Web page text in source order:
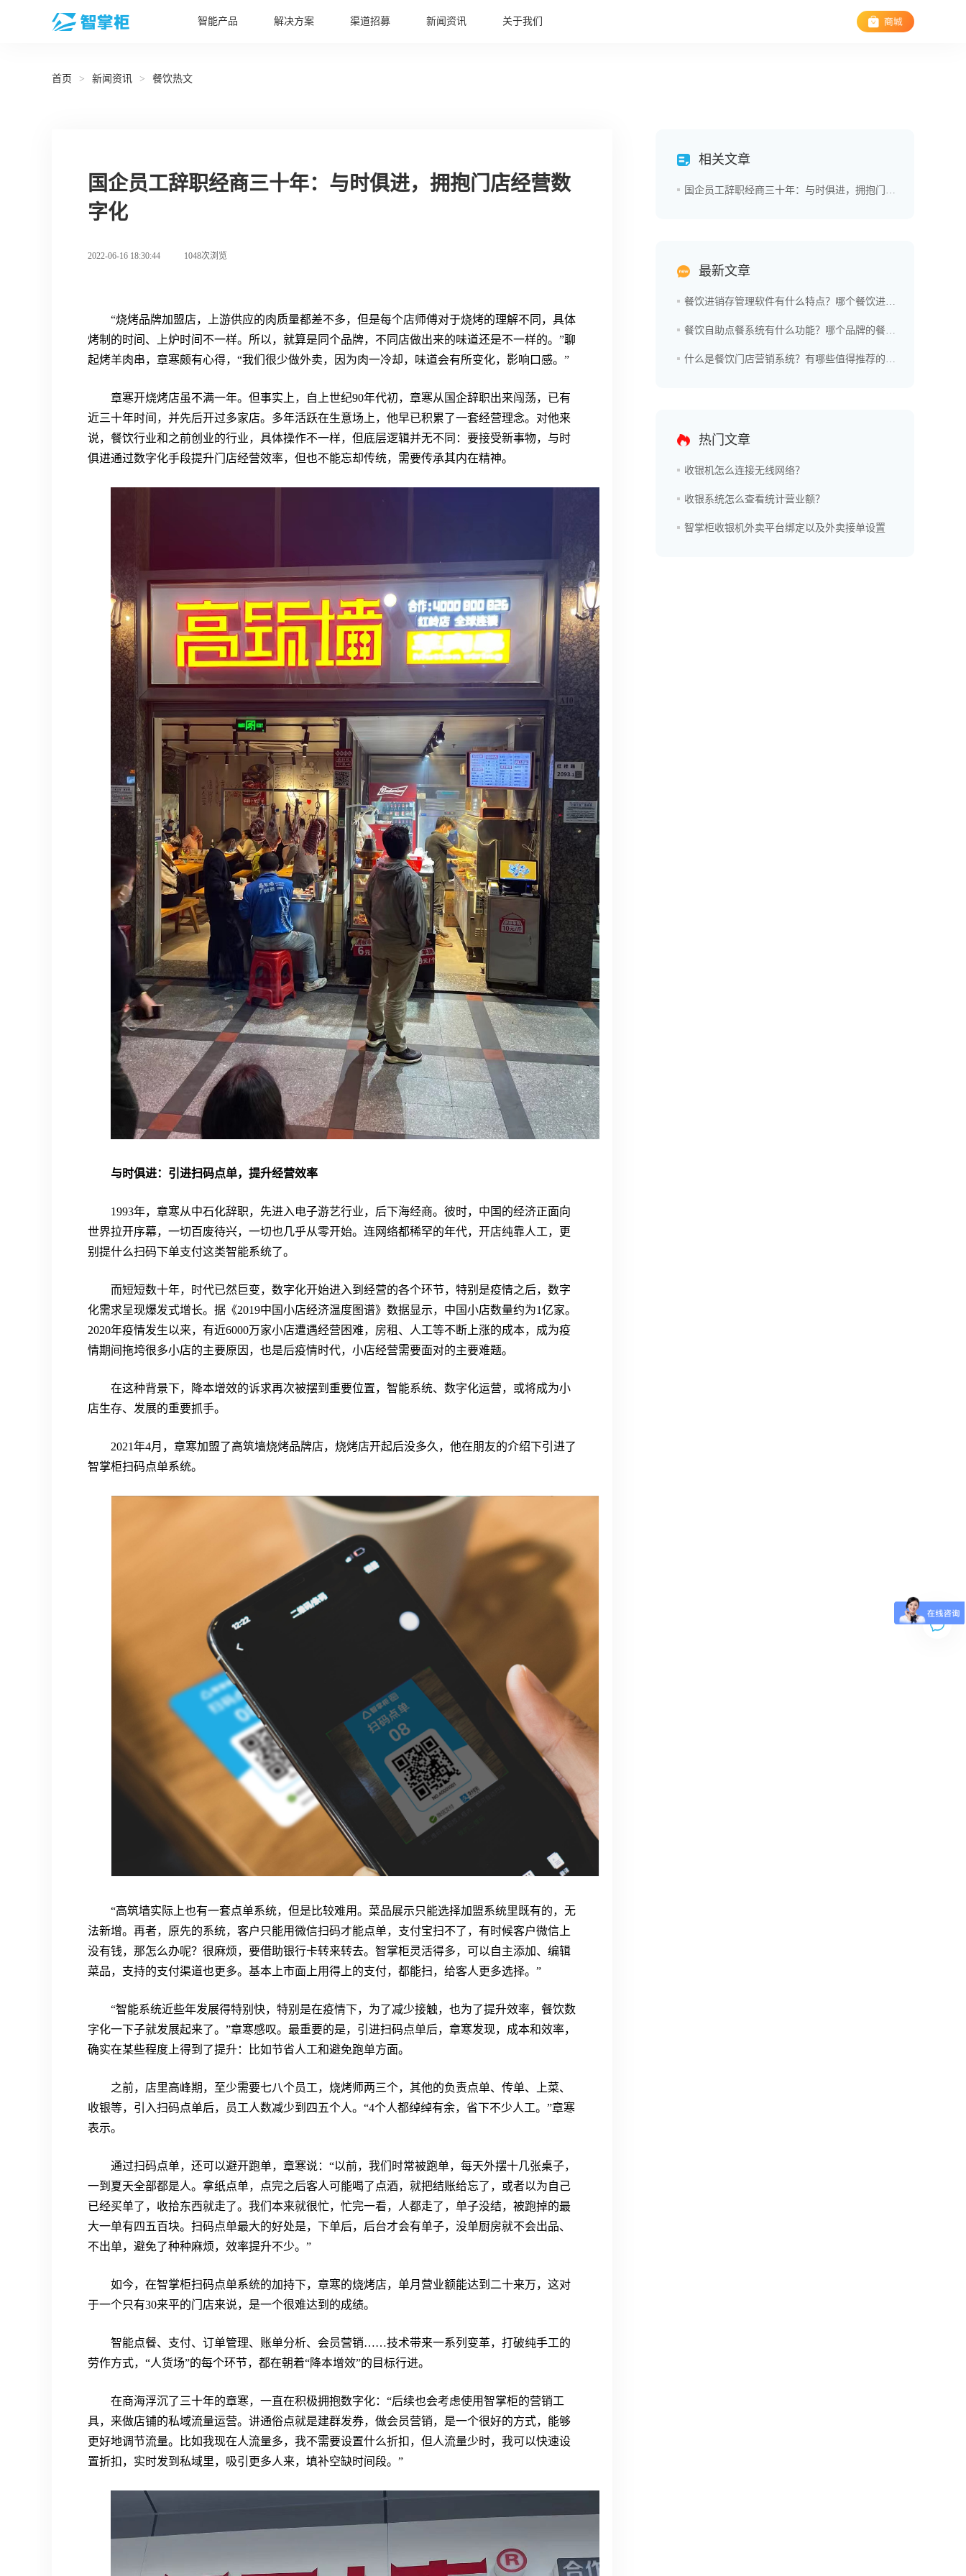
智能产品 解决方案 渠道招募 新闻资讯 关于我们
首页 > 新闻资讯 > 餐饮热文
国企员工辞职经商三十年：与时俱进，拥抱门店经营数
字化
2022-06-16 18:30:44 1048次浏览
“烧烤品牌加盟店，上游供应的肉质量都差不多，但是每个店师傅对于烧烤的理解不同，具体
烤制的时间、上炉时间不一样。所以，就算是同个品牌，不同店做出来的味道还是不一样的。”聊
起烤羊肉串，章寒颇有心得，“我们很少做外卖，因为肉一冷却，味道会有所变化，影响口感。”
章寒开烧烤店虽不满一年。但事实上，自上世纪90年代初，章寒从国企辞职出来闯荡，已有
近三十年时间，并先后开过多家店。多年活跃在生意场上，他早已积累了一套经营理念。对他来
说，餐饮行业和之前创业的行业，具体操作不一样，但底层逻辑并无不同：要接受新事物，与时
俱进通过数字化手段提升门店经营效率，但也不能忘却传统，需要传承其内在精神。
与时俱进：引进扫码点单，提升经营效率
1993年，章寒从中石化辞职，先进入电子游艺行业，后下海经商。彼时，中国的经济正面向
世界拉开序幕，一切百废待兴，一切也几乎从零开始。连网络都稀罕的年代，开店纯靠人工，更
别提什么扫码下单支付这类智能系统了。
而短短数十年，时代已然巨变，数字化开始进入到经营的各个环节，特别是疫情之后，数字
化需求呈现爆发式增长。据《2019中国小店经济温度图谱》数据显示，中国小店数量约为1亿家。
2020年疫情发生以来，有近6000万家小店遭遇经营困难，房租、人工等不断上涨的成本，成为疫
情期间拖垮很多小店的主要原因，也是后疫情时代，小店经营需要面对的主要难题。
在这种背景下，降本增效的诉求再次被摆到重要位置，智能系统、数字化运营，或将成为小
店生存、发展的重要抓手。
2021年4月，章寒加盟了高筑墙烧烤品牌店，烧烤店开起后没多久，他在朋友的介绍下引进了
智掌柜扫码点单系统。
“高筑墙实际上也有一套点单系统，但是比较难用。菜品展示只能选择加盟系统里既有的，无
法新增。再者，原先的系统，客户只能用微信扫码才能点单，支付宝扫不了，有时候客户微信上
没有钱，那怎么办呢？很麻烦，要借助银行卡转来转去。智掌柜灵活得多，可以自主添加、编辑
菜品，支持的支付渠道也更多。基本上市面上用得上的支付，都能扫，给客人更多选择。”
“智能系统近些年发展得特别快，特别是在疫情下，为了减少接触，也为了提升效率，餐饮数
字化一下子就发展起来了。”章寒感叹。最重要的是，引进扫码点单后，章寒发现，成本和效率，
确实在某些程度上得到了提升：比如节省人工和避免跑单方面。
之前，店里高峰期，至少需要七八个员工，烧烤师两三个，其他的负责点单、传单、上菜、
收银等，引入扫码点单后，员工人数减少到四五个人。“4个人都绰绰有余，省下不少人工。”章寒
表示。
通过扫码点单，还可以避开跑单，章寒说：“以前，我们时常被跑单，每天外摆十几张桌子，
一到夏天全部都是人。拿纸点单，点完之后客人可能喝了点酒，就把结账给忘了，或者以为自己
已经买单了，收拾东西就走了。我们本来就很忙，忙完一看，人都走了，单子没结，被跑掉的最
大一单有四五百块。扫码点单最大的好处是，下单后，后台才会有单子，没单厨房就不会出品、
不出单，避免了种种麻烦，效率提升不少。”
如今，在智掌柜扫码点单系统的加持下，章寒的烧烤店，单月营业额能达到二十来万，这对
于一个只有30来平的门店来说，是一个很难达到的成绩。
智能点餐、支付、订单管理、账单分析、会员营销……技术带来一系列变革，打破纯手工的
劳作方式，“人货场”的每个环节，都在朝着“降本增效”的目标行进。
在商海浮沉了三十年的章寒，一直在积极拥抱数字化：“后续也会考虑使用智掌柜的营销工
具，来做店铺的私域流量运营。讲通俗点就是建群发券，做会员营销，是一个很好的方式，能够
更好地调节流量。比如我现在人流量多，我不需要设置什么折扣，但人流量少时，我可以快速设
置折扣，实时发到私域里，吸引更多人来，填补空缺时间段。”
相关文章
国企员工辞职经商三十年：与时俱进，拥抱门店经营数字化
最新文章
餐饮进销存管理软件有什么特点？哪个餐饮进销存管理软件好用？
餐饮自助点餐系统有什么功能？哪个品牌的餐饮自助点餐系统更好？
什么是餐饮门店营销系统？有哪些值得推荐的品牌？
热门文章
收银机怎么连接无线网络？
收银系统怎么查看统计营业额？
智掌柜收银机外卖平台绑定以及外卖接单设置